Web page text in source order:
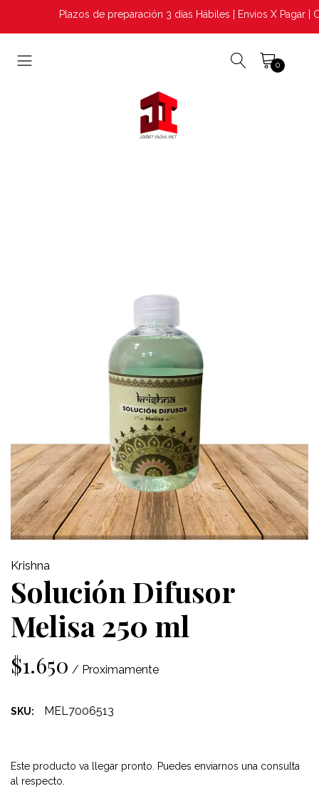
Plazos de preparación 3 días Hábiles | Envios X Pagar |
0
Krishna
Solución Difusor
Melisa 250 ml
$1.650 / Proximamente
SKU: MEL7006513
Este producto va llegar pronto. Puedes enviarnos una consulta
al respecto.